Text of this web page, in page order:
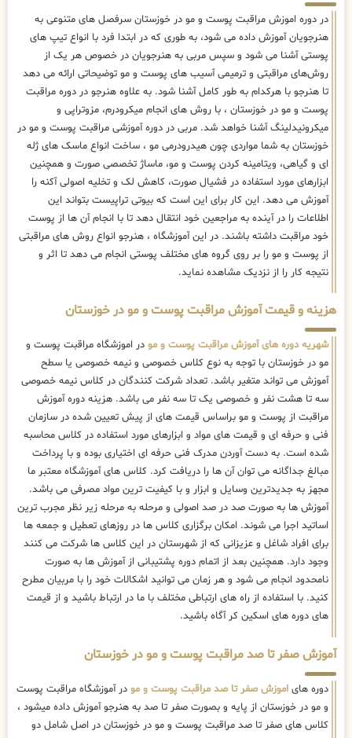
در دوره اموزش مراقبت پوست و مو در خوزستان سرفصل های متنوعی به
هنرجویان آموزش داده می شود، به طوری که در ابتدا فرد با انواع تیپ های
پوستی آشنا می شود و سپس مربی به هنرجویان در خصوص هر یک از
روش‌های مراقبتی و ترمیمی آسیب های پوست و مو توضیحاتی ارائه می دهد
تا هنرجو با هرکدام به طور کامل آشنا شود. به علاوه هنرجو در دوره مراقبت
پوست و مو در خوزستان ، با روش های انجام میکرودرم، مزوتراپی و
میکرونیدلینگ آشنا خواهد شد. مربی در دوره آموزشی مراقبت پوست و مو در
خوزستان به شما مواردی چون هیدرودرمی مو ، ساخت انواع ماسک های ژله
ای و گیاهی، ویتامینه کردن پوست و مو، ماساژ تخصصی صورت و همچنین
ابزارهای مورد استفاده در فشیال صورت، کاهش لک و تخلیه اصولی آکنه را
آموزش می دهد. این کار برای این است که بیوتی تراپیست بتواند این
اطلاعات را در آینده به مراجعین خود انتقال دهد تا با انجام آن ها از پوست
خود مراقبت داشته باشند. در این آموزشگاه ، هنرجو انواع روش های مراقبتی
از پوست و مو را بر روی گروه های مختلف پوستی انجام می دهد تا اثر و
نتیجه کار را از نزدیک مشاهده نماید.
هزینه و قیمت آموزش مراقبت پوست و مو در خوزستان
شهریه دوره های آموزش مراقبت پوست و مو در اموزشگاه مراقبت پوست و
مو در خوزستان با توجه به نوع کلاس خصوصی و نیمه خصوصی یا سطح
آموزش می تواند متغیر باشد. تعداد شرکت کنندگان در کلاس نیمه خصوصی
سه تا هشت نفر و خصوصی یک تا سه نفر می باشد. هزینه دوره آموزش
مراقبت از پوست و مو براساس قیمت های از پیش تعیین شده در سازمان
فنی و حرفه ای و قیمت های مواد و ابزارهای مورد استفاده در کلاس محاسبه
شده است. به دست آوردن مدرک فنی حرفه ای اختیاری بوده و با پرداخت
مبالغ جداگانه می توان آن ها را دریافت کرد. کلاس های آموزشگاه معتبر ما
مجهز به جدیدترین وسایل و ابزار و با کیفیت ترین مواد مصرفی می باشد.
آموزش ها به صورت صد در صد اصولی و مرحله به مرحله زیر نظر مجرب ترین
اساتید اجرا می شوند. امکان برگزاری کلاس ها در روزهای تعطیل و جمعه ها
برای افراد شاغل و عزیزانی که از شهرستان در این کلاس ها شرکت می کنند
وجود دارد. همچنین بعد از اتمام دوره پشتیبانی از آموزش ها به صورت
نامحدود انجام می شود و هر زمان می توانید اشکالات خود را با مربیان مطرح
کنید. با استفاده از راه های ارتباطی مختلف با ما در ارتباط باشید و از قیمت
های دوره های اسکین کر آگاه باشید.
آموزش صفر تا صد مراقبت پوست و مو در خوزستان
دوره های اموزش صفر تا صد مراقبت پوست و مو در آموزشگاه مراقبت پوست
و مو در خوزستان از پایه و بصورت صفر تا صد به هنرجو آموزش داده میشود ،
کلاس های صفر تا صد مراقبت پوست و مو در خوزستان در اصل شامل دو